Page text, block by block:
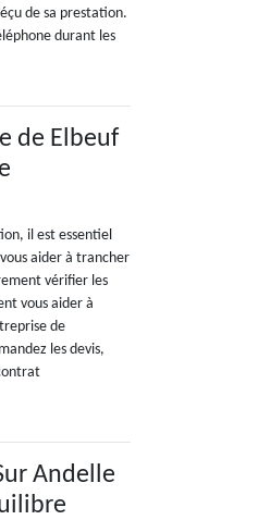
de sa prestation.
durant les
de Elbeuf
il est essentiel
aider à trancher
vérifier les
vous aider à
de
les devis,
Andelle